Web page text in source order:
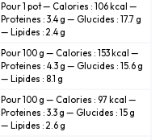
Pour 1 pot — Calories : 106 kcal —
Proteines : 3.4 g — Glucides : 17.7 g
— Lipides : 2.4 g
Pour 100 g — Calories : 153 kcal —
Proteines : 4.3 g — Glucides : 15.6 g
— Lipides : 8.1 g
Pour 100 g — Calories : 97 kcal —
Proteines : 3.3 g — Glucides : 15 g
— Lipides : 2.6 g